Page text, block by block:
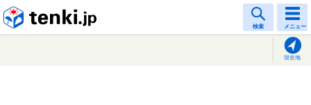
検索 メニュー
現在地